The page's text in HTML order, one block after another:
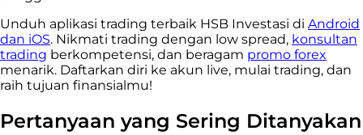
Unduh aplikasi trading terbaik HSB Investasi di Android
dan iOS. Nikmati trading dengan low spread, konsultan
trading berkompetensi, dan beragam promo forex
menarik. Daftarkan diri ke akun live, mulai trading, dan
raih tujuan finansialmu!
Pertanyaan yang Sering Ditanyakan